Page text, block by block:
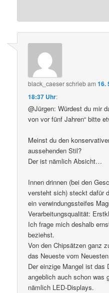
black_caeserschriebam16.
18:37 Uhr:
@Jürgen: Würdest du mir
von vor fünf Jahren“ bitte
Meinst du den
aussehenden Stil?
Der ist nämlich Absicht…
Innen drinnen (bei den
versteht sich) steckt dafür
ein verwindungssteifes
Verarbeitungsqualität:
Ich frage mich deshalb
beziehst.
Von den Chipsätzen ganz
das Neueste vom
Der einzige Mangel ist das
angeblich auch schon was
nämlich LED-Displays.